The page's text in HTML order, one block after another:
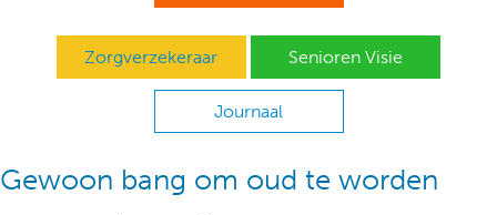
Zorgverzekeraar Senioren Visie
Journaal
Gewoon bang om oud te worden